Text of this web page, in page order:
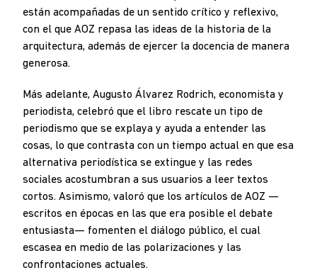
están acompañadas de un sentido crítico y reflexivo,
con el que AOZ repasa las ideas de la historia de la
arquitectura, además de ejercer la docencia de manera
generosa.
Más adelante, Augusto Álvarez Rodrich, economista y
periodista, celebró que el libro rescate un tipo de
periodismo que se explaya y ayuda a entender las
cosas, lo que contrasta con un tiempo actual en que esa
alternativa periodística se extingue y las redes
sociales acostumbran a sus usuarios a leer textos
cortos. Asimismo, valoró que los artículos de AOZ —
escritos en épocas en las que era posible el debate
entusiasta— fomenten el diálogo público, el cual
escasea en medio de las polarizaciones y las
confrontaciones actuales.